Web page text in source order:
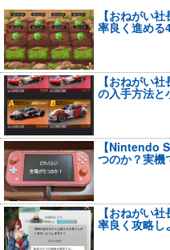
【おねがい
率良く進める
【おねがい
の入手方法と
【Nintendo
つのか？実機
【おねがい
率良く攻略し